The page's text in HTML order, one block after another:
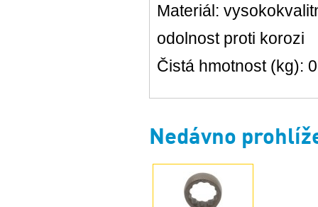
Materiál:
odolnost proti korozi
Čistá hmotnost (kg):
Nedávno